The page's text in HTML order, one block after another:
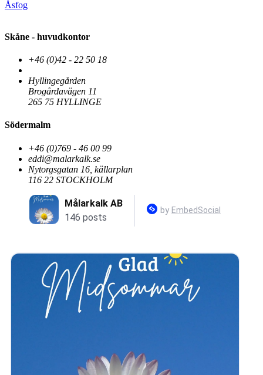
Åsfog
Skåne - huvudkontor
+46 (0)42 - 22 50 18
Hyllingegården
Brogårdavägen 11
265 75 HYLLINGE
Södermalm
+46 (0)769 - 46 00 99
eddi@malarkalk.se
Nytorgsgatan 16, källarplan
116 22 STOCKHOLM